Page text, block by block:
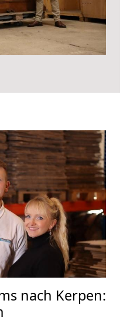
nach Kerpen: